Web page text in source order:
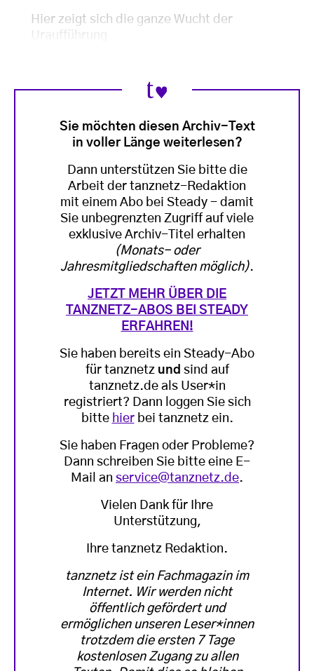
Hier zeigt sich die ganze Wucht der
Uraufführung
Sie möchten diesen Archiv-Text
in voller Länge weiterlesen?
Dann unterstützen Sie bitte die
Arbeit der tanznetz-Redaktion
mit einem Abo bei Steady - damit
Sie unbegrenzten Zugriff auf viele
exklusive Archiv-Titel erhalten
(Monats- oder
Jahresmitgliedschaften möglich).
JETZT MEHR ÜBER DIE
TANZNETZ-ABOS BEI STEADY
ERFAHREN!
Sie haben bereits ein Steady-Abo
für tanznetz und sind auf
tanznetz.de als User*in
registriert? Dann loggen Sie sich
bitte hierbei tanznetz ein.
Sie haben Fragen oder Probleme?
Dann schreiben Sie bitte eine E-
Mail an service@tanznetz.de.
Vielen Dank für Ihre
Unterstützung,
Ihre tanznetz Redaktion.
tanznetz ist ein Fachmagazin im
Internet. Wir werden nicht
öffentlich gefördert und
ermöglichen unseren Leser*innen
trotzdem die ersten 7 Tage
kostenlosen Zugang zu allen